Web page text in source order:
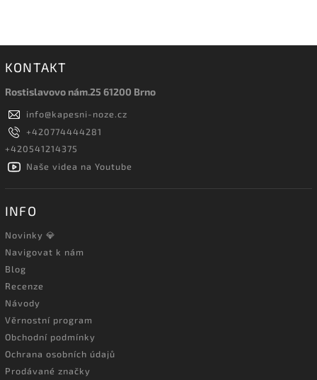
KONTAKT
Rostislavovo nám.25 61200 Brno
info@kapesni-noze.cz
+420774444281
+420541214375
Naše videa na Youtube
INFO
Novinky 💎
Navigovat k nám
Blog
Recenze
Návody
Věrnostní program
Obchodní podmínky
Ochrana osobních údajů
Prodávané značky